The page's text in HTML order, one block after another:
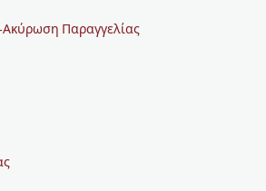
Παραγγελίας